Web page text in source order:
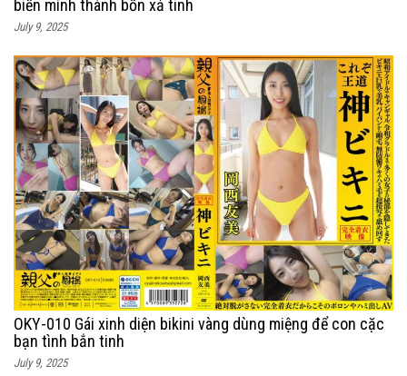
biến mình thành bồn xả tinh
July 9, 2025
OKY-010 Gái xinh diện bikini vàng dùng miệng để con cặc
bạn tình bắn tinh
July 9, 2025